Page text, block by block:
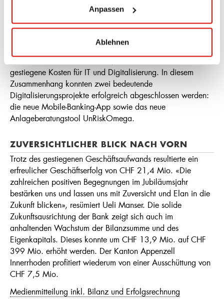
Anpassen
Ablehnen
Personalbestands erforderlich, was zu höheren
Personalkosten führte. Der Personalaufwand stieg
entsprechend um 6,6% auf CHF 13 Mio. Der höhere
durch die Jubiläumsaktivitäten, andererseits durch
gestiegene Kosten für IT und Digitalisierung. In diesem
Zusammenhang konnten zwei bedeutende
Digitalisierungsprojekte erfolgreich abgeschlossen werden:
die neue Mobile-Banking-App sowie das neue
Anlageberatungstool UnRiskOmega.
ZUVERSICHTLICHER BLICK NACH VORN
Trotz des gestiegenen Geschäftsaufwands resultierte ein
erfreulicher Geschäftserfolg von CHF 21,4 Mio. «Die
zahlreichen positiven Begegnungen im Jubiläumsjahr
bestärken uns und lassen uns mit Zuversicht und Elan in die
Zukunft blicken», resümiert Ueli Manser. Die solide
Zukunftsausrichtung der Bank zeigt sich auch im
anhaltenden Wachstum der Bilanzsumme und des
Eigenkapitals. Dieses konnte um CHF 13,9 Mio. auf CHF
399 Mio. erhöht werden. Der Kanton Appenzell
Innerrhoden profitiert wiederum von einer Ausschüttung von
CHF 7,5 Mio.
Medienmitteilung inkl. Bilanz und Erfolgsrechnung